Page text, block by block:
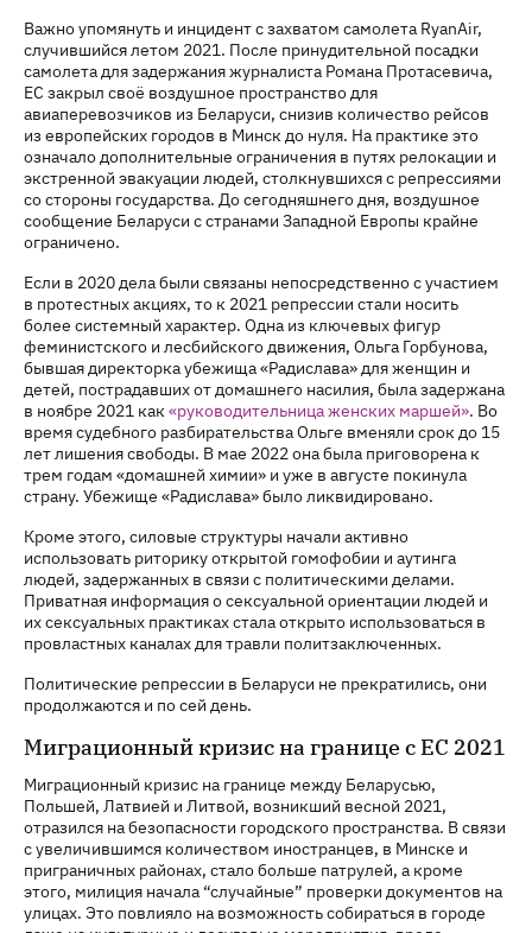
Важно упомянуть и инцидент с захватом самолета RyanAir,
случившийся летом 2021. После принудительной посадки
самолета для задержания журналиста Романа Протасевича,
ЕС закрыл своё воздушное пространство для
авиаперевозчиков из Беларуси, снизив количество рейсов
из европейских городов в Минск до нуля. На практике это
означало дополнительные ограничения в путях релокации и
экстренной эвакуации людей, столкнувшихся с репрессиями
со стороны государства. До сегодняшнего дня, воздушное
сообщение Беларуси с странами Западной Европы крайне
ограничено.
Если в 2020 дела были связаны непосредственно с участием
в протестных акциях, то к 2021 репрессии стали носить
более системный характер. Одна из ключевых фигур
феминистского и лесбийского движения, Ольга Горбунова,
бывшая директорка убежища «Радислава» для женщин и
детей, пострадавших от домашнего насилия, была задержана
в ноябре 2021 как«руководительница женских маршей». Во
время судебного разбирательства Ольге вменяли срок до 15
лет лишения свободы. В мае 2022 она была приговорена к
трем годам «домашней химии» и уже в августе покинула
страну. Убежище «Радислава» было ликвидировано.
Кроме этого, силовые структуры начали активно
использовать риторику открытой гомофобии и аутинга
людей, задержанных в связи с политическими делами.
Приватная информация о сексуальной ориентации людей и
их сексуальных практиках стала открыто использоваться в
провластных каналах для травли политзаключенных.
Политические репрессии в Беларуси не прекратились, они
продолжаются и по сей день.
Миграционный кризис на границе с ЕС 2021
Миграционный кризис на границе между Беларусью,
Польшей, Латвией и Литвой, возникший весной 2021,
отразился на безопасности городского пространства. В связи
с увеличившимся количеством иностранцев, в Минске и
приграничных районах, стало больше патрулей, а кроме
этого, милиция начала “случайные” проверки документов на
улицах. Это повлияло на возможность собираться в городе